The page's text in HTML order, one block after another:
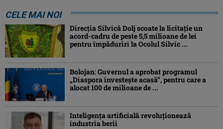
CELE MAI NOI
Direcția Silvică Dolj scoate la licitație un
acord-cadru de peste 5,5 milioane de lei
pentru împăduriri la Ocolul Silvic ...
Bolojan: Guvernul a aprobat programul
„Diaspora investeşte acasă”, pentru care a
alocat 100 de milioane de ...
Inteligența artificială revoluționează
industria berii